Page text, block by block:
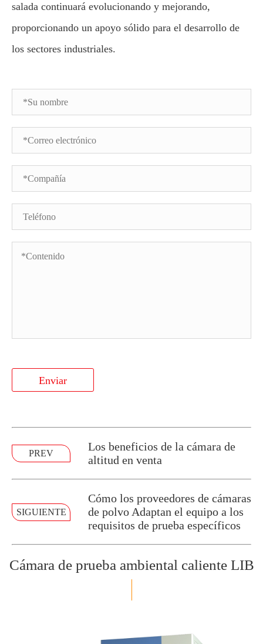
salada continuará evolucionando y mejorando,
proporcionando un apoyo sólido para el desarrollo de
los sectores industriales.
Enviar
PREV
Los beneficios de la cámara de
altitud en venta
SIGUIENTE
Cómo los proveedores de cámaras
de polvo Adaptan el equipo a los
requisitos de prueba específicos
Cámara de prueba ambiental caliente LIB